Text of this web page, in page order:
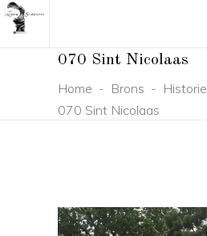
070 Sint Nicolaas
Home - Brons - Historie
070 Sint Nicolaas